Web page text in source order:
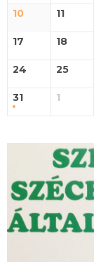
10 11
17 18
24 25
31 1